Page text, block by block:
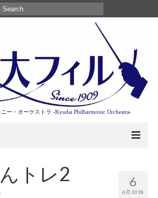
ー・オーケストラ -Kyudai Philharmonic Orchestra-
6
6月 2018
トレ2